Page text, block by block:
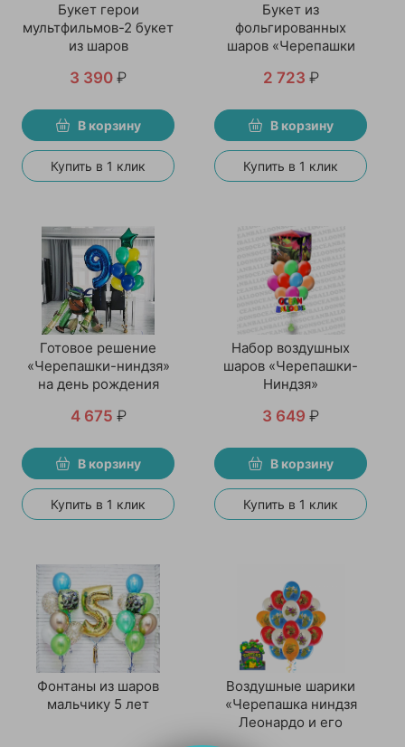
Букет герои
мультфильмов-2 букет
из шаров
3 390 ₽
В корзину
Купить в 1 клик
Букет из
фольгированных
шаров «Черепашки
2 723 ₽
В корзину
Купить в 1 клик
Готовое решение
«Черепашки-ниндзя»
на день рождения
4 675 ₽
В корзину
Купить в 1 клик
Набор воздушных
шаров «Черепашки-
Ниндзя»
3 649 ₽
В корзину
Купить в 1 клик
Фонтаны из шаров
мальчику 5 лет
Воздушные шарики
«Черепашка ниндзя
Леонардо и его